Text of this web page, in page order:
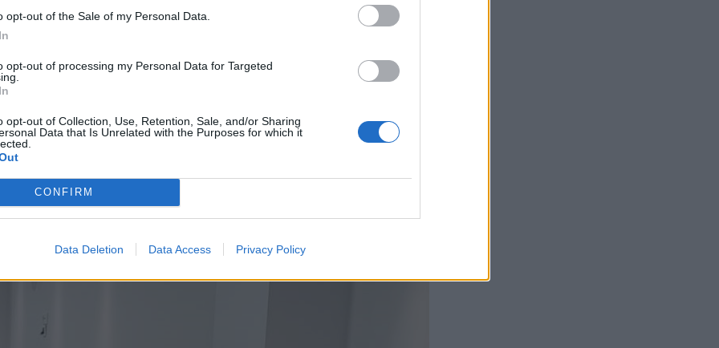
opt-out of the Sale of my Personal Data.
opt-out of processing my Personal Data for Targeted
opt-out of Collection, Use, Retention, Sale, and/or Sharing
Data that Is Unrelated with the Purposes for which it
CONFIRM
Data Deletion Data Access Privacy Policy